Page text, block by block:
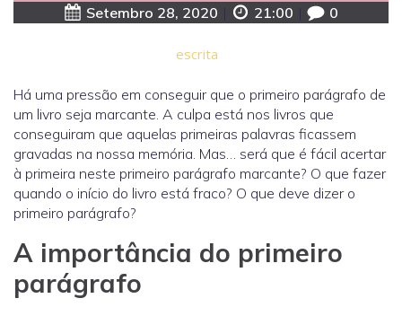
Setembro 28, 2020 21:00 0
escrita
Há uma pressão em conseguir que o primeiro parágrafo de
um livro seja marcante. A culpa está nos livros que
conseguiram que aquelas primeiras palavras ficassem
gravadas na nossa memória. Mas… será que é fácil acertar
à primeira neste primeiro parágrafo marcante? O que fazer
quando o início do livro está fraco? O que deve dizer o
primeiro parágrafo?
A importância do primeiro
parágrafo